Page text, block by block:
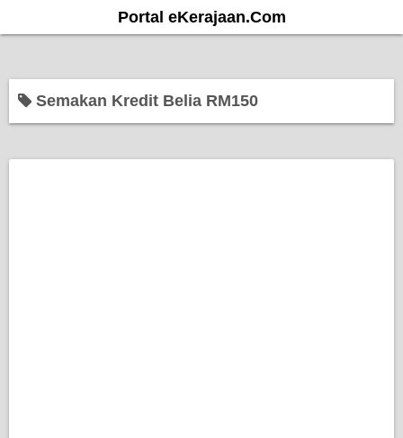
k
Portal eKerajaan.Com
Semakan Kredit Belia RM150